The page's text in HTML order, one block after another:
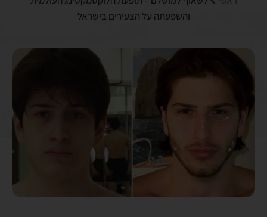
והשפעתה על הצעירים בישראל